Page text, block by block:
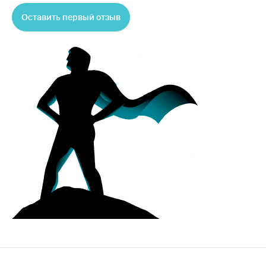
Оставить первый отзыв